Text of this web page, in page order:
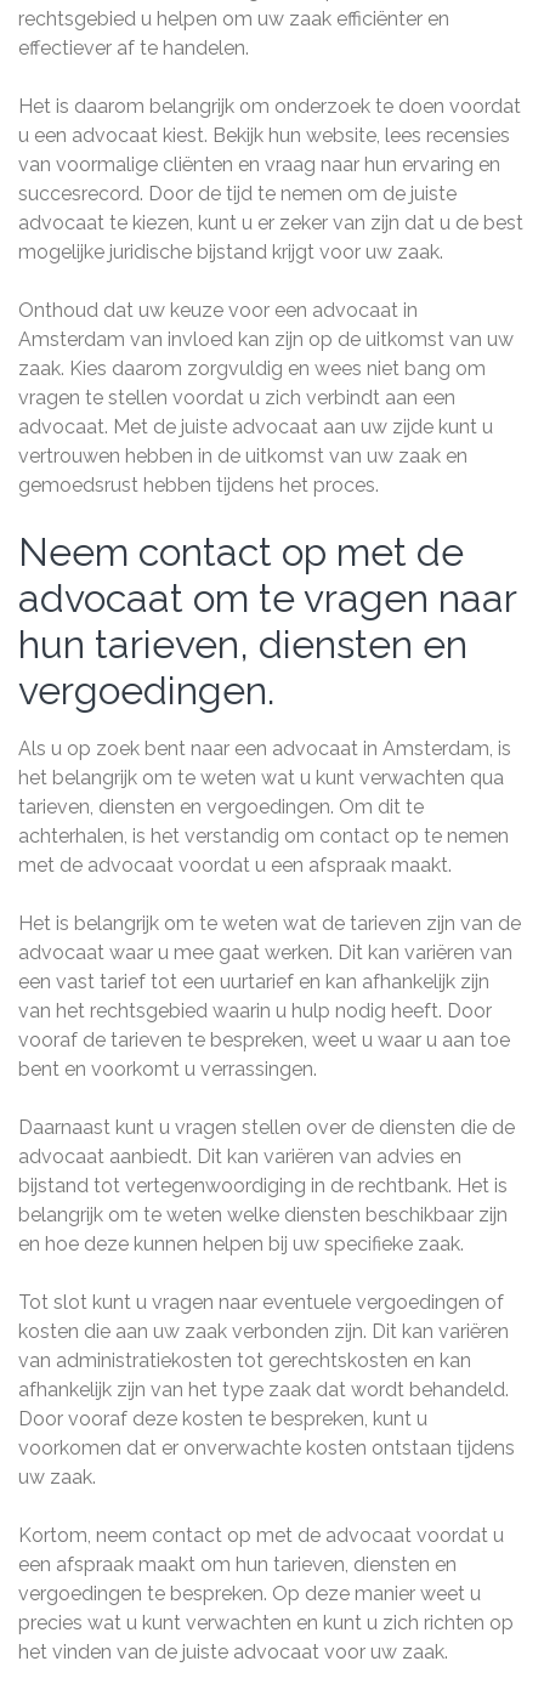
rechtsgebied u helpen om uw zaak efficiënter en
effectiever af te handelen.
Het is daarom belangrijk om onderzoek te doen voordat
u een advocaat kiest. Bekijk hun website, lees recensies
van voormalige cliënten en vraag naar hun ervaring en
succesrecord. Door de tijd te nemen om de juiste
advocaat te kiezen, kunt u er zeker van zijn dat u de best
mogelijke juridische bijstand krijgt voor uw zaak.
Onthoud dat uw keuze voor een advocaat in
Amsterdam van invloed kan zijn op de uitkomst van uw
zaak. Kies daarom zorgvuldig en wees niet bang om
vragen te stellen voordat u zich verbindt aan een
advocaat. Met de juiste advocaat aan uw zijde kunt u
vertrouwen hebben in de uitkomst van uw zaak en
gemoedsrust hebben tijdens het proces.
Neem contact op met de
advocaat om te vragen naar
hun tarieven, diensten en
vergoedingen.
Als u op zoek bent naar een advocaat in Amsterdam, is
het belangrijk om te weten wat u kunt verwachten qua
tarieven, diensten en vergoedingen. Om dit te
achterhalen, is het verstandig om contact op te nemen
met de advocaat voordat u een afspraak maakt.
Het is belangrijk om te weten wat de tarieven zijn van de
advocaat waar u mee gaat werken. Dit kan variëren van
een vast tarief tot een uurtarief en kan afhankelijk zijn
van het rechtsgebied waarin u hulp nodig heeft. Door
vooraf de tarieven te bespreken, weet u waar u aan toe
bent en voorkomt u verrassingen.
Daarnaast kunt u vragen stellen over de diensten die de
advocaat aanbiedt. Dit kan variëren van advies en
bijstand tot vertegenwoordiging in de rechtbank. Het is
belangrijk om te weten welke diensten beschikbaar zijn
en hoe deze kunnen helpen bij uw specifieke zaak.
Tot slot kunt u vragen naar eventuele vergoedingen of
kosten die aan uw zaak verbonden zijn. Dit kan variëren
van administratiekosten tot gerechtskosten en kan
afhankelijk zijn van het type zaak dat wordt behandeld.
Door vooraf deze kosten te bespreken, kunt u
voorkomen dat er onverwachte kosten ontstaan tijdens
uw zaak.
Kortom, neem contact op met de advocaat voordat u
een afspraak maakt om hun tarieven, diensten en
vergoedingen te bespreken. Op deze manier weet u
precies wat u kunt verwachten en kunt u zich richten op
het vinden van de juiste advocaat voor uw zaak.